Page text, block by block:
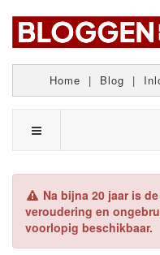
Home | Blog |
Na bijna 20 jaar is
veroudering en
voorlopig beschikbaar.